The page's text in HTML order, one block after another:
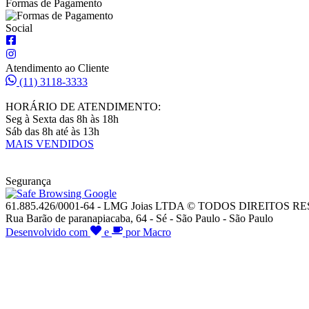
Formas de Pagamento
Social
Atendimento ao Cliente
(11) 3118-3333
HORÁRIO DE ATENDIMENTO:
Seg à Sexta das 8h às 18h
Sáb das 8h até às 13h
MAIS VENDIDOS
Segurança
61.885.426/0001-64 - LMG Joias LTDA © TODOS DIREITOS
Rua Barão de paranapiacaba, 64 - Sé - São Paulo - São Paulo
Desenvolvido com
e por Macro